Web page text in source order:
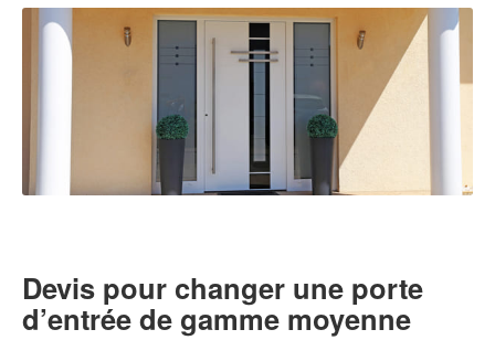
Devis pour changer une porte
d’entrée de gamme moyenne